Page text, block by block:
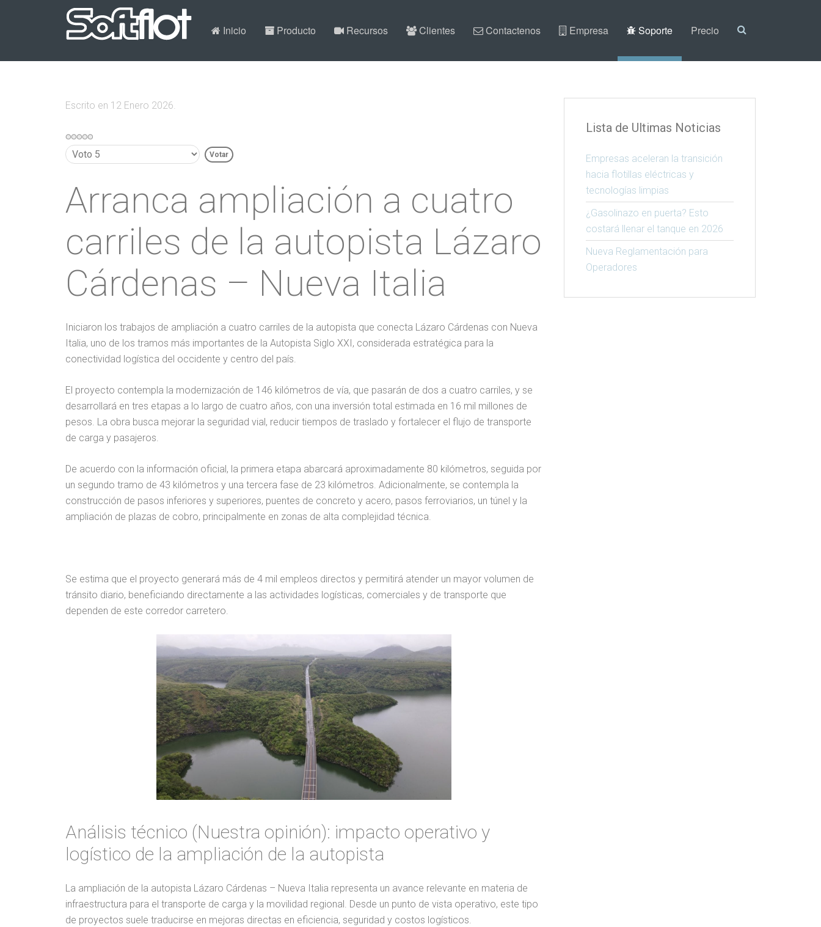
Inicio Producto Recursos Clientes Contactenos Empresa Soporte Precio
Escrito en 12 Enero 2026.
Por
vote
Arranca ampliación a cuatro
carriles de la autopista Lázaro
Cárdenas – Nueva Italia
Iniciaron los trabajos de ampliación a cuatro carriles de la autopista que conecta Lázaro Cárdenas con Nueva
Italia, uno de los tramos más importantes de la Autopista Siglo XXI, considerada estratégica para la
conectividad logística del occidente y centro del país.
El proyecto contempla la modernización de 146 kilómetros de vía, que pasarán de dos a cuatro carriles, y se
desarrollará en tres etapas a lo largo de cuatro años, con una inversión total estimada en 16 mil millones de
pesos. La obra busca mejorar la seguridad vial, reducir tiempos de traslado y fortalecer el flujo de transporte
de carga y pasajeros.
De acuerdo con la información oficial, la primera etapa abarcará aproximadamente 80 kilómetros, seguida por
un segundo tramo de 43 kilómetros y una tercera fase de 23 kilómetros. Adicionalmente, se contempla la
construcción de pasos inferiores y superiores, puentes de concreto y acero, pasos ferroviarios, un túnel y la
ampliación de plazas de cobro, principalmente en zonas de alta complejidad técnica.
Se estima que el proyecto generará más de 4 mil empleos directos y permitirá atender un mayor volumen de
tránsito diario, beneficiando directamente a las actividades logísticas, comerciales y de transporte que
dependen de este corredor carretero.
Análisis técnico (Nuestra opinión): impacto operativo y
logístico de la ampliación de la autopista
La ampliación de la autopista Lázaro Cárdenas – Nueva Italia representa un avance relevante en materia de
infraestructura para el transporte de carga y la movilidad regional. Desde un punto de vista operativo, este tipo
de proyectos suele traducirse en mejoras directas en eficiencia, seguridad y costos logísticos.
Lista de Ultimas Noticias
Empresas aceleran la transición
hacia flotillas eléctricas y
tecnologías limpias
¿Gasolinazo en puerta? Esto
costará llenar el tanque en 2026
Nueva Reglamentación para
Operadores